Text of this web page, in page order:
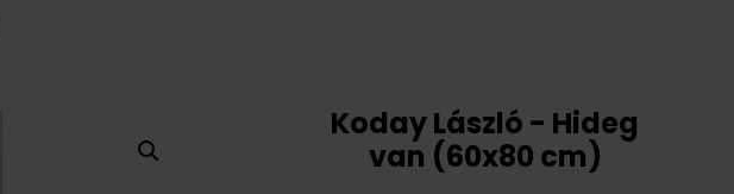
Koday László - Hideg
van (60x80 cm)